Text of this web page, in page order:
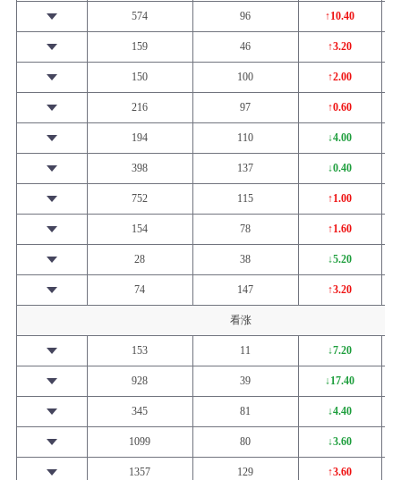
574 96 ↑10.40
159 46 ↑3.20
150 100 ↑2.00
216 97 ↑0.60
194 110 ↓4.00
398 137 ↓0.40
752 115 ↑1.00
154 78 ↑1.60
28 38 ↓5.20
74 147 ↑3.20
看涨
153 11 ↓7.20
928 39 ↓17.40
345 81 ↓4.40
1099 80 ↓3.60
1357 129 ↑3.60